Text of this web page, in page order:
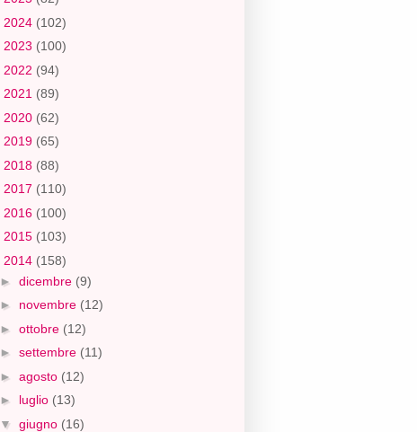
2024 (102)
2023 (100)
2022 (94)
2021 (89)
2020 (62)
2019 (65)
2018 (88)
2017 (110)
2016 (100)
2015 (103)
2014 (158)
► dicembre (9)
► novembre (12)
► ottobre (12)
► settembre (11)
► agosto (12)
► luglio (13)
▼ giugno (16)